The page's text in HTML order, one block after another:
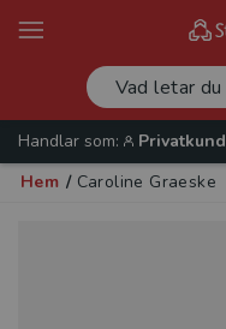
Handlar som:
Privatkund
Hem / Caroline Graeske